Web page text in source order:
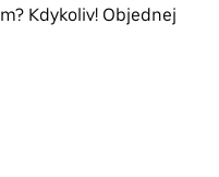
Kdykoliv! Objednej